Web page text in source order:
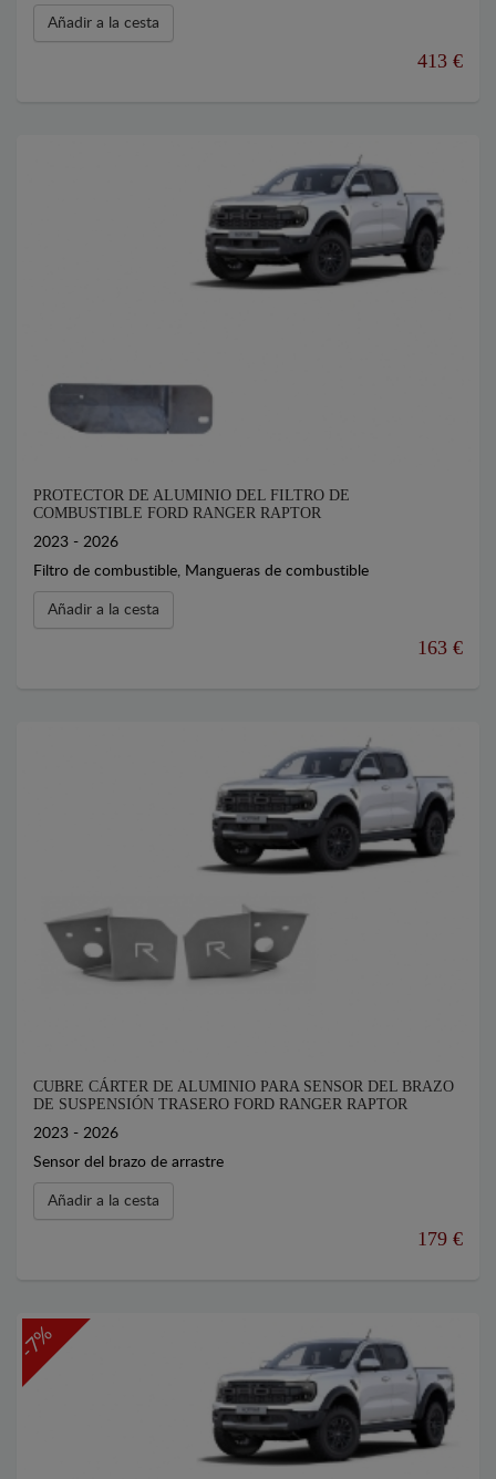
Añadir a la cesta
413 €
PROTECTOR DE ALUMINIO DEL FILTRO DE
COMBUSTIBLE FORD RANGER RAPTOR
2023 - 2026
Filtro de combustible, Mangueras de combustible
Añadir a la cesta
163 €
CUBRE CÁRTER DE ALUMINIO PARA SENSOR DEL BRAZO
DE SUSPENSIÓN TRASERO FORD RANGER RAPTOR
2023 - 2026
Sensor del brazo de arrastre
Añadir a la cesta
179 €
-7%